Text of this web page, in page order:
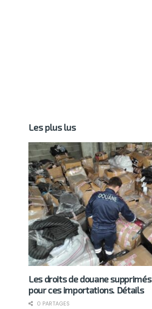
Les plus lus
Les droits de douane supprimés
pour ces importations. Détails
0 PARTAGES